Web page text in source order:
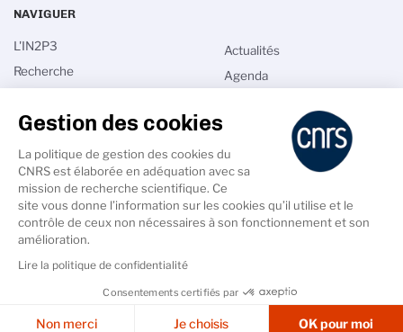
Accessibilité - non conforme Crédits Mentions légales
Données personnelles Gestion des cookies
NAVIGUER
L'IN2P3
Recherche
International
Formation supérieure
Prix et distinctions
Actualités
Agenda
Espace institut
Annuaire
Gestion des cookies
La politique de gestion des cookies du
CNRS est élaborée en adéquation avec sa
mission de recherche scientifique. Ce
site vous donne l’information sur les cookies qu’il utilise et le
contrôle de ceux non nécessaires à son fonctionnement et son
amélioration.
Lire la politique de confidentialité
Consentements certifiés par
Non merci Je choisis OK pour moi